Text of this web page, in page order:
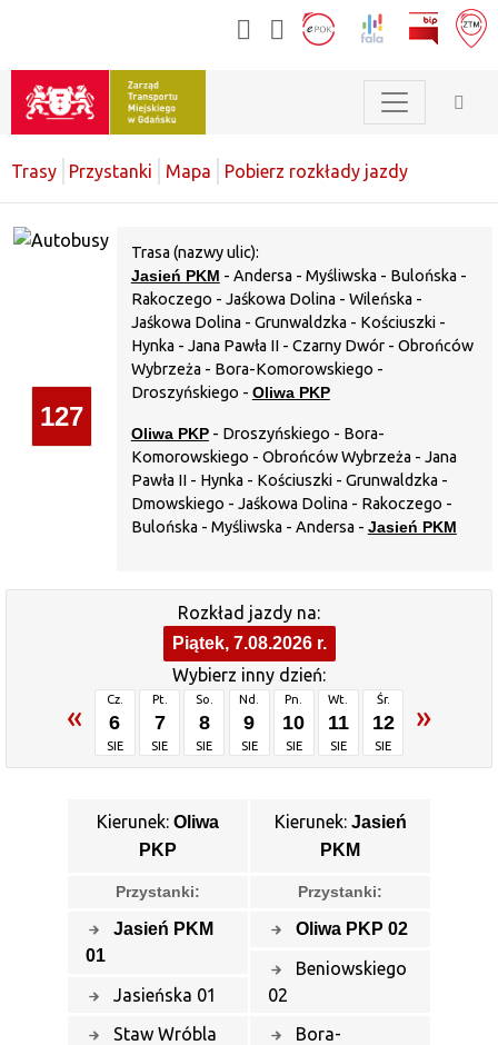
Trasy Przystanki Mapa Pobierz rozkłady jazdy
127
Trasa (nazwy ulic):
Jasień PKM - Andersa - Myśliwska - Bulońska -
Rakoczego - Jaśkowa Dolina - Wileńska -
Jaśkowa Dolina - Grunwaldzka - Kościuszki -
Hynka - Jana Pawła II - Czarny Dwór - Obrońców
Wybrzeża - Bora-Komorowskiego -
Droszyńskiego - Oliwa PKP
Oliwa PKP- Droszyńskiego - Bora-
Komorowskiego - Obrońców Wybrzeża - Jana
Pawła II - Hynka - Kościuszki - Grunwaldzka -
Dmowskiego - Jaśkowa Dolina - Rakoczego -
Bulońska - Myśliwska - Andersa - Jasień PKM
Rozkład jazdy na:
Piątek, 7.08.2026 r.
Wybierz inny dzień:
« Cz.
6
SIE
Pt.
7
SIE
So.
8
SIE
Nd.
9
SIE
Pn.
10
SIE
Wt.
11
SIE
Śr.
12
SIE
»
Kierunek: Oliwa
PKP
Przystanki:
Jasień PKM
01
Jasieńska 01
Staw Wróbla
Kierunek: Jasień
PKM
Przystanki:
Oliwa PKP 02
Beniowskiego
02
Bora-